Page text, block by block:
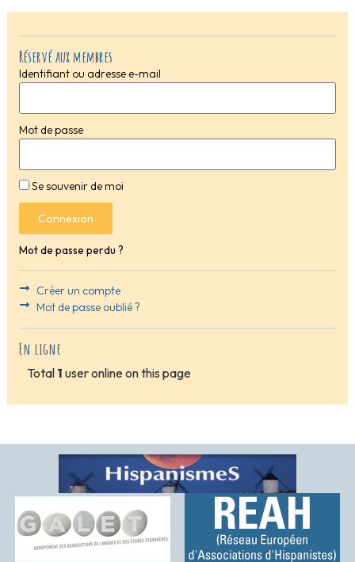
Réservé aux membres
Identifiant ou adresse e-mail
Mot de passe
Se souvenir de moi
Connexion
Mot de passe perdu ?
Créer un compte
Mot de passe oublié ?
En ligne
Total 1 user online on this page